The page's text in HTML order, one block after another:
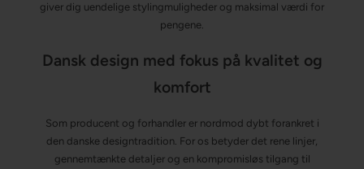
giver dig uendelige stylingmuligheder og maksimal værdi for
pengene.
Dansk design med fokus på kvalitet og
komfort
Som producent og forhandler er nordmod dybt forankret i
den danske designtradition. For os betyder det rene linjer,
gennemtænkte detaljer og en kompromisløs tilgang til